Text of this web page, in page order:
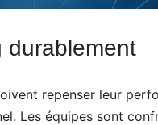
durablement
repenser leur
Les équipes sont